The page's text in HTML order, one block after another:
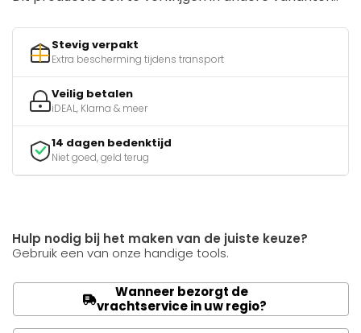
Stevig verpakt
Extra bescherming tijdens transport
Veilig betalen
iDEAL, Klarna & meer
14 dagen bedenktijd
Niet goed, geld terug
Hulp nodig bij het maken van de juiste keuze?
Gebruik een van onze handige tools.
Wanneer bezorgt de
vrachtservice in uw regio?